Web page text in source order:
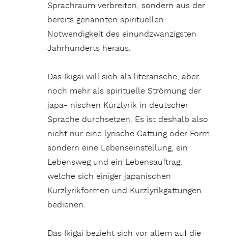
Sprachraum verbreiten, sondern aus der
bereits genannten spirituellen
Notwendigkeit des einundzwanzigsten
Jahrhunderts heraus.
Das Ikigai will sich als literarische, aber
noch mehr als spirituelle Strömung der
japa- nischen Kurzlyrik in deutscher
Sprache durchsetzen. Es ist deshalb also
nicht nur eine lyrische Gattung oder Form,
sondern eine Lebenseinstellung, ein
Lebensweg und ein Lebensauftrag,
welche sich einiger japanischen
Kurzlyrikformen und Kurzlyrikgattungen
bedienen.
Das Ikigai bezieht sich vor allem auf die